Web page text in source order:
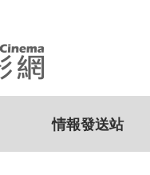
情報發送站